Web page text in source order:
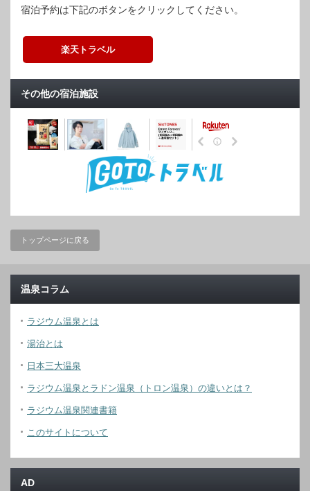
宿泊予約は下記のボタンをクリックしてください。
楽天トラベル
その他の宿泊施設
トップページに戻る
温泉コラム
ラジウム温泉とは
湯治とは
日本三大温泉
ラジウム温泉とラドン温泉（トロン温泉）の違いとは？
ラジウム温泉関連書籍
このサイトについて
AD